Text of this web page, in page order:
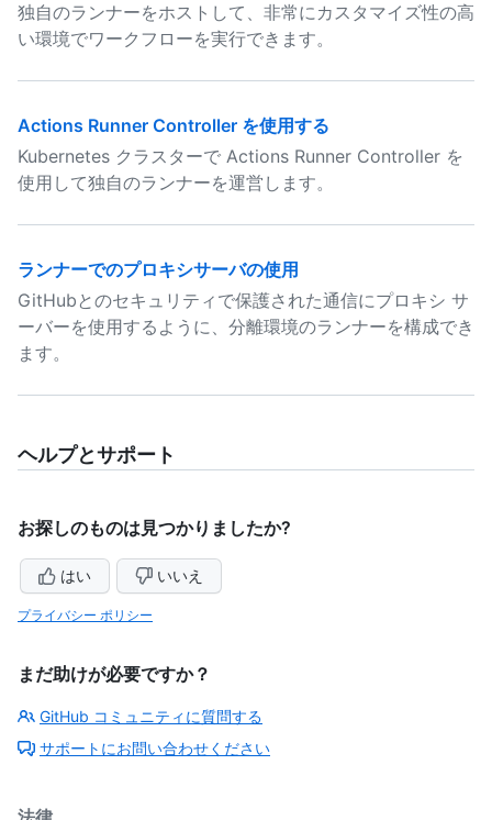
独自のランナーをホストして、非常にカスタマイズ性の高
い環境でワークフローを実行できます。
Actions Runner Controller を使用する
Kubernetes クラスターで Actions Runner Controller を
使用して独自のランナーを運営します。
ランナーでのプロキシサーバの使用
GitHubとのセキュリティで保護された通信にプロキシ サ
ーバーを使用するように、分離環境のランナーを構成でき
ます。
ヘルプとサポート
お探しのものは見つかりましたか?
はい いいえ
プライバシー ポリシー
まだ助けが必要ですか？
GitHub コミュニティに質問する
サポートにお問い合わせください